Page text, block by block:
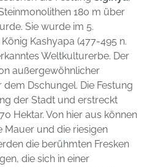
180 m über
Sie wurde im 5.
Kashyapa (477-495 n.
Weltkulturerbe. Der
außergewöhnlicher
Dschungel. Die Festung
der Stadt und erstreckt
Hektar. Von hier aus können
Mauer und die riesigen
die berühmten Fresken
die sich in einer